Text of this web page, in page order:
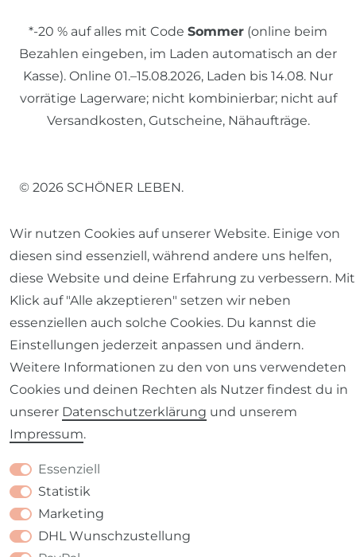
*-20 % auf alles mit Code Sommer (online beim
Bezahlen eingeben, im Laden automatisch an der
Kasse). Online 01.–15.08.2026, Laden bis 14.08. Nur
vorrätige Lagerware; nicht kombinierbar; nicht auf
Versandkosten, Gutscheine, Nähaufträge.
© 2026 SCHÖNER LEBEN.
Impressum Daten­schutz­erklärung
Barrierefreiheitserklärung Widerrufs­recht
VERTRAG WIDERRUFEN
Wir nutzen Cookies auf unserer Website. Einige von
diesen sind essenziell, während andere uns helfen,
diese Website und deine Erfahrung zu verbessern. Mit
Klick auf "Alle akzeptieren" setzen wir neben
essenziellen auch solche Cookies. Du kannst die
Einstellungen jederzeit anpassen und ändern.
Weitere Informationen zu den von uns verwendeten
Cookies und deinen Rechten als Nutzer findest du in
unserer Daten­schutz­erklärung und unserem
Impressum.
Essenziell
Statistik
Marketing
DHL Wunschzustellung